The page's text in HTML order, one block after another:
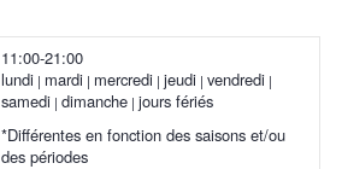
11:00-21:00
lundi mardi mercredi jeudi vendredi
samedi dimanche jours fériés
*Différentes en fonction des saisons et/ou
des périodes